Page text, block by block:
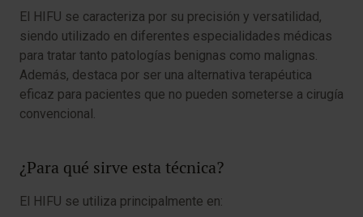
El HIFU se caracteriza por su precisión y versatilidad,
siendo utilizado en diferentes especialidades médicas
para tratar tanto patologías benignas como malignas.
Además, destaca por ser una alternativa terapéutica
eficaz para pacientes que no pueden someterse a cirugía
convencional.
¿Para qué sirve esta técnica?
El HIFU se utiliza principalmente en: